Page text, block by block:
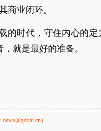
商业闭环。
的时代，守住内心的定
就是最好的准备。
）